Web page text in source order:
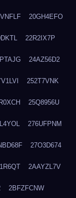
20GH4EFO
22R2IX7P
24AZ56D2
252T7VNK
25Q8956U
276UFPNM
27O3D674
2AAYZL7V
2BFZFCNW